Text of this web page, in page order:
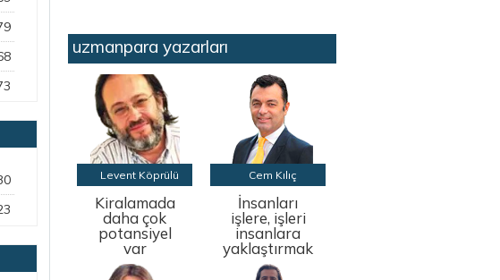
uzmanpara yazarları
Levent Köprülü
Kiralamada
daha çok
potansiyel
var
Cem Kılıç
İnsanları
işlere, işleri
insanlara
yaklaştırmak